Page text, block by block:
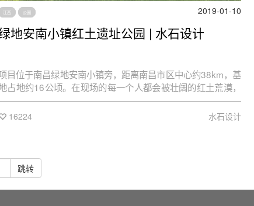
江西 公园 2019-01-10
地安南小镇红土遗址公园 | 水石设计
目位于南昌绿地安南小镇旁，距离南昌市区中心约38km，基
占地约16公顷。在现场的每一个人都会被壮阔的红土荒漠，
片的荒草，大片的马尾松林所吸引。在红土大地的地表下，
这片红土的地质构造和背后的地质学意义。
16224 水石设计
跳转